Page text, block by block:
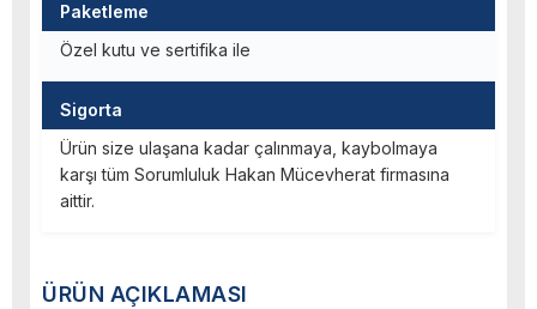
ÜRÜN AÇIKLAMASI
Paketleme
Özel kutu ve sertifika ile
Sigorta
Ürün size ulaşana kadar çalınmaya, kaybolmaya
karşı tüm Sorumluluk Hakan Mücevherat firmasına
aittir.